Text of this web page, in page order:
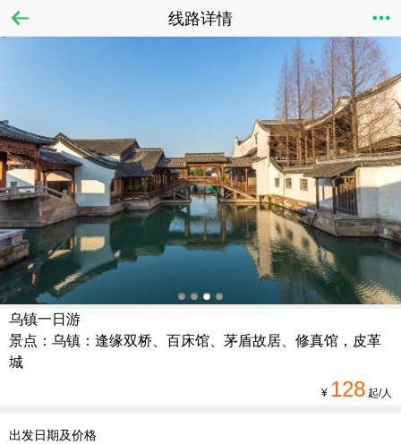
线路详情
乌镇一日游
景点：乌镇：逢缘双桥、百床馆、茅盾故居、修真馆，皮革
城
¥ 128 起/人
出发日期及价格